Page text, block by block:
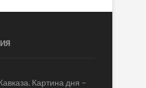
Картина дня –